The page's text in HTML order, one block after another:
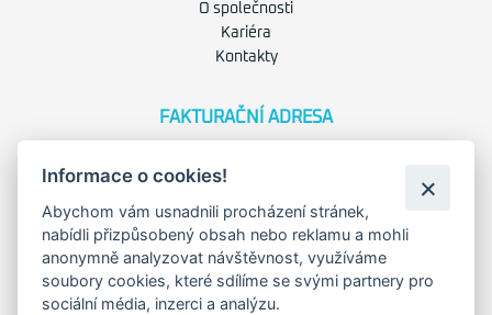
O společnosti
Kariéra
Kontakty
FAKTURAČNÍ ADRESA
Družstevní 1394/12
Praha 4 - Nusle, 140 00
DIČ: CZ28404009
KORESP. ADRESA A SKLAD
Informace o cookies!
Abychom vám usnadnili procházení stránek,
nabídli přizpůsobený obsah nebo reklamu a mohli
anonymně analyzovat návštěvnost, využíváme
soubory cookies, které sdílíme se svými partnery pro
sociální média, inzerci a analýzu.